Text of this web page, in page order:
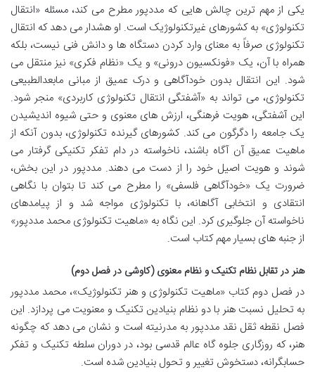
یکی از مهم ترین چالش هایی که مددپور مطرح می کند، مسئله «انتقال
تکنولوژی» به کشورهای غیرتکنولوژیک است. او هشدار می دهد که انتقال
تکنولوژی صرفاً به معنای وارد کردن دستگاه ها و دانش فنی نیست، بلکه
همراه با آن، یک «فونکسیون درونی» و یک «نظام فکری» نیز منتقل می
شود. این انتقال بدون خودآگاهی و درک عمیق از مبانی مابعدالطبیعی
تکنولوژی، می تواند به «آشفتگی انتقال تکنولوژی کاربردی» منجر شود.
این آشفتگی، هویت فرهنگی، ارزش های معنوی و حتی شیوه اندیشیدن
یک جامعه را دگرگون می کند. کشورهای گیرنده تکنولوژی، بدون آنکه از
ماهیت عمیق آن آگاه باشند، ناخواسته در دام تفکر تکنیکی گرفتار می
شوند و هویت اصیل خود را از دست می دهند. مددپور در این بخش،
ضرورت یک «خودآگاهی فلسفی» را مطرح می کند تا بتوان با نگاهی
انتقادی و انتخابی آگاهانه، با تکنولوژی مواجه شد و از پیامدهای
ناخواسته آن جلوگیری کرد. این نگاه به «ماهیت تکنولوژی محمد مددپور»
از جنبه های بسیار مهم کتاب است.
هنر در تقابل نظام تکنیک و نظام معنوی (کاوشی در فصل دوم)
در فصل دوم کتاب «ماهیت تکنولوژی و هنر تکنولوژیک»، محمد مددپور
به تحلیل نسبت هنر با دو نظام بنیادین تکنیک و معنویت می پردازد. این
فصل نقطه ثقل نقد مددپور به مدرنیته است و نشان می دهد که چگونه
هنر، که روزگاری جلوه گاه عالم قدسی بود، در دوران سلطه تکنیک و تفکر
حسابگرانه، دستخوش تغییر و تحول بنیادین شده است.